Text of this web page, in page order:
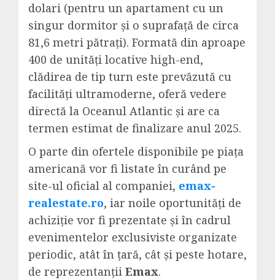
dolari (pentru un apartament cu un
singur dormitor și o suprafață de circa
81,6 metri pătrați). Formată din aproape
400 de unități locative high-end,
clădirea de tip turn este prevăzută cu
facilități ultramoderne, oferă vedere
directă la Oceanul Atlantic și are ca
termen estimat de finalizare anul 2025.
O parte din ofertele disponibile pe piața
americană vor fi listate în curând pe
site-ul oficial al companiei, emax-
realestate.ro, iar noile oportunități de
achiziție vor fi prezentate și în cadrul
evenimentelor exclusiviste organizate
periodic, atât în țară, cât și peste hotare,
de reprezentanții Emax.